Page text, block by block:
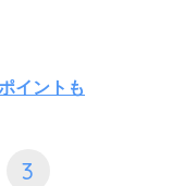
イントも
3